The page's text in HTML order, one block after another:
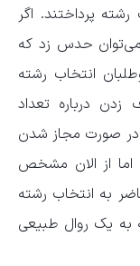
رشته پرداختند. اگر
می‌توان حدس زد که
تقریبا ۴۰ درصد داوطلبان انتخاب رشته
زدن درباره تعداد
شرکت کرده و در صورت مجاز شدن
از الان مشخص
به انتخاب رشته
یک روال طبیعی